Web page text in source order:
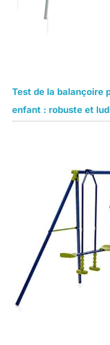
Test de la balançoire
enfant : robuste et